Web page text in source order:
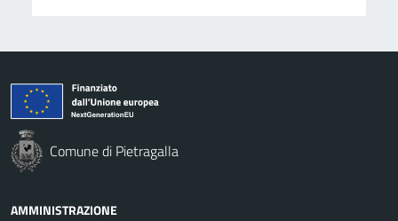
Comune di Pietragalla
AMMINISTRAZIONE